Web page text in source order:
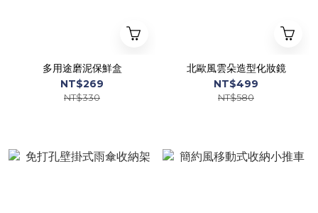
多用途磨泥保鮮盒
NT$269
NT$330
北歐風雲朵造型化妝鏡
NT$499
NT$580